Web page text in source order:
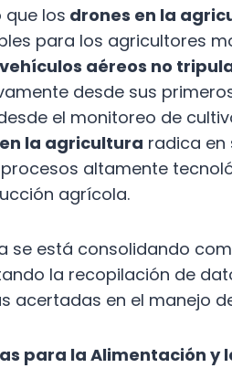
que los drones en la
para los agricultores
vehículos aéreos no
desde sus
el monitoreo de
la agricultura radica
altamente
agrícola.
se está consolidando
la recopilación de
acertadas en el manejo
para la Alimentación y